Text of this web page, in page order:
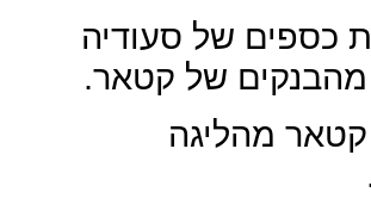
כספים של סעודיה
של קטאר.
קטאר מהליגה